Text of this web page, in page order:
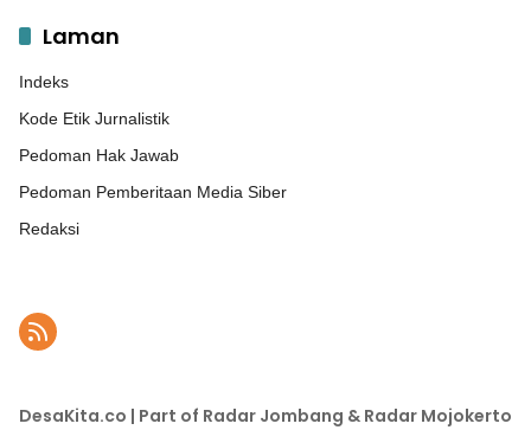
Laman
Indeks
Kode Etik Jurnalistik
Pedoman Hak Jawab
Pedoman Pemberitaan Media Siber
Redaksi
DesaKita.co | Part of Radar Jombang & Radar Mojokerto